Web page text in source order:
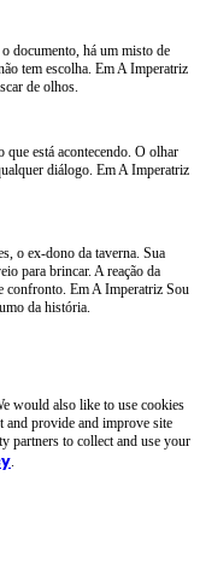
documento, há um misto de
tem escolha. Em A Imperatriz
de olhos.
que está acontecendo. O olhar
diálogo. Em A Imperatriz
o ex-dono da taverna. Sua
para brincar. A reação da
confronto. Em A Imperatriz Sou
da história.
would also like to use cookies
and provide and improve site
partners to collect and use your
.